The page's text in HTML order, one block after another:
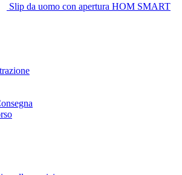
Slip da uomo con apertura HOM SMART